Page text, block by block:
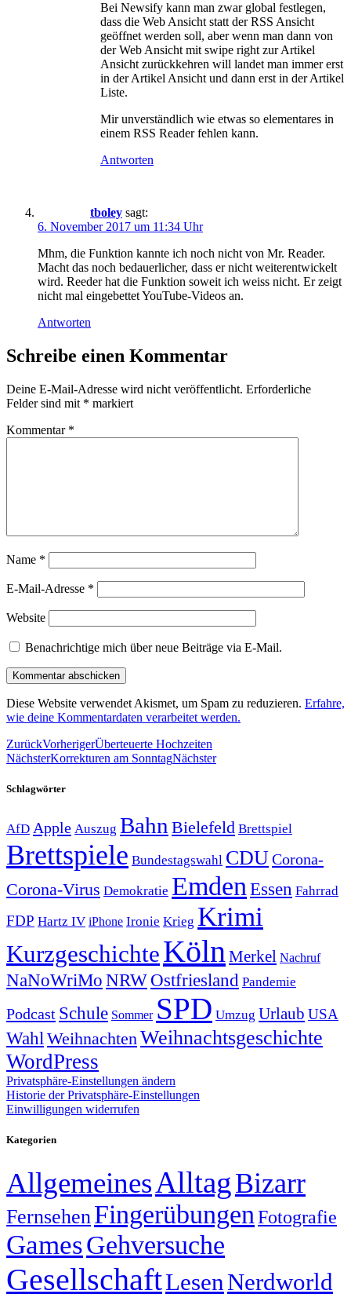
Bei Newsify kann man zwar global festlegen,
dass die Web Ansicht statt der RSS Ansicht
geöffnet werden soll, aber wenn man dann von
der Web Ansicht mit swipe right zur Artikel
Ansicht zurückkehren will landet man immer erst
in der Artikel Ansicht und dann erst in der Artikel
Liste.
Mir unverständlich wie etwas so elementares in
einem RSS Reader fehlen kann.
Antworten
tboley sagt:
6. November 2017 um 11:34 Uhr
Mhm, die Funktion kannte ich noch nicht von Mr. Reader.
Macht das noch bedauerlicher, dass er nicht weiterentwickelt
wird. Reeder hat die Funktion soweit ich weiss nicht. Er zeigt
nicht mal eingebettet YouTube-Videos an.
Antworten
Schreibe einen Kommentar
Deine E-Mail-Adresse wird nicht veröffentlicht. Erforderliche
Felder sind mit * markiert
Kommentar *
Name *
E-Mail-Adresse *
Website
Benachrichtige mich über neue Beiträge via E-Mail.
Diese Website verwendet Akismet, um Spam zu reduzieren. Erfahre,
wie deine Kommentardaten verarbeitet werden.
ZurückVorherigerÜberteuerte Hochzeiten
NächsterKorrekturen am SonntagNächster
Schlagwörter
AfD Apple Auszug Bahn Bielefeld Brettspiel
Brettspiele Bundestagswahl CDUCorona-
Corona-Virus Demokratie Emden Essen Fahrrad
FDP Hartz IV iPhone Ironie Krieg Krimi
KurzgeschichteKölnMerkel Nachruf
NaNoWriMo NRWOstfriesland Pandemie
Podcast Schule Sommer SPD Umzug Urlaub USA
WahlWeihnachtenWeihnachtsgeschichte
WordPress
Privatsphäre-Einstellungen ändern
Historie der Privatsphäre-Einstellungen
Einwilligungen widerrufen
Kategorien
AllgemeinesAlltagBizarr
Fernsehen Fingerübungen Fotografie
GamesGehversuche
GesellschaftLesen Nerdworld